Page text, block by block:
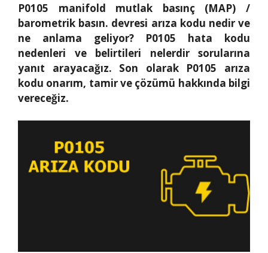
P0105 manifold mutlak basınç (MAP) /
barometrik basın. devresi arıza kodu nedir ve
ne anlama geliyor? P0105 hata kodu
nedenleri ve belirtileri nelerdir sorularına
yanıt arayacağız. Son olarak P0105 arıza
kodu onarım, tamir ve çözümü hakkında bilgi
vereceğiz.